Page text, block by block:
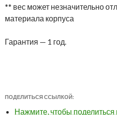
** вес может незначительно
материала корпуса
Гарантия — 1 год.
ПОДЕЛИТЬСЯ ССЫЛКОЙ:
Нажмите, чтобы поделиться